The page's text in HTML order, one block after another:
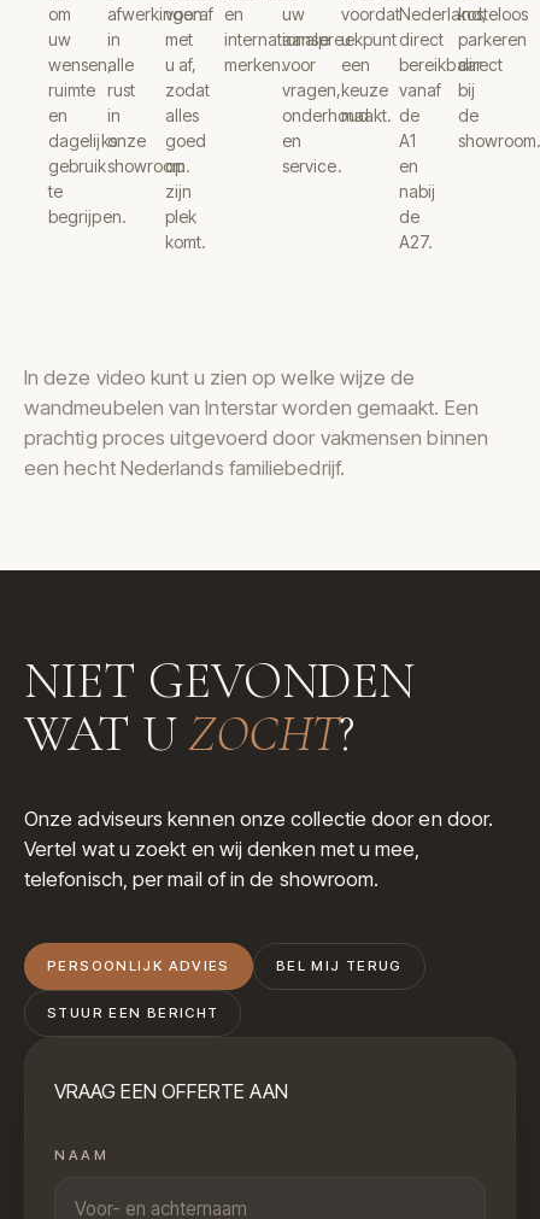
om
uw
wensen,
ruimte
en
dagelijks
gebruik
te
begrijpen.
afwerkingen
in
alle
rust
in
onze
showroom.
vooraf
met
u af,
zodat
alles
goed
op
zijn
plek
komt.
en
internationale
merken.
uw
aanspreekpunt
voor
vragen,
onderhoud
en
service.
voordat
u
een
keuze
maakt.
Nederland,
direct
bereikbaar
vanaf
de
A1
en
nabij
de
A27.
kosteloos
parkeren
direct
bij
de
In deze video kunt u zien op welke wijze de
wandmeubelen van Interstar worden gemaakt. Een
prachtig proces uitgevoerd door vakmensen binnen
een hecht Nederlands familiebedrijf.
NIET GEVONDEN
WAT UZOCHT?
Onze adviseurs kennen onze collectie door en door.
Vertel wat u zoekt en wij denken met u mee,
telefonisch, per mail of in de showroom.
PERSOONLIJK ADVIES BEL MIJ TERUG
STUUR EEN BERICHT
VRAAG EEN OFFERTE AAN
NAAM